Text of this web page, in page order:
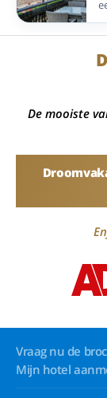
De mooiste
Vraag nu de
Mijn hotel